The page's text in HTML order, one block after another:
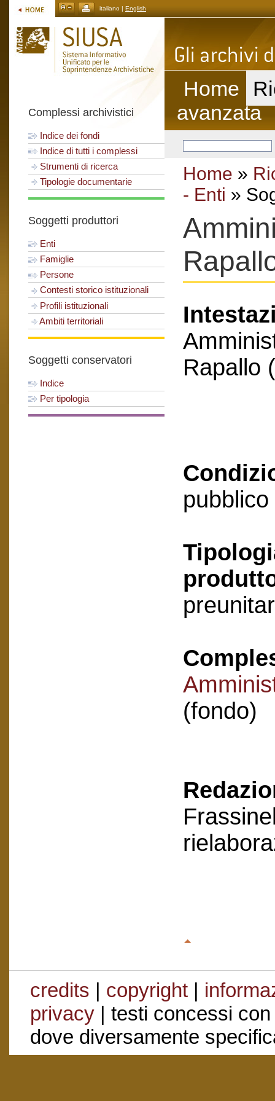
italiano | English
Complessi archivistici
Indice dei fondi
Indice di tutti i complessi
Strumenti di ricerca
Tipologie documentarie
Soggetti produttori
Enti
Famiglie
Persone
Contesti storico istituzionali
Profili istituzionali
Ambiti territoriali
Soggetti conservatori
Indice
Per tipologia
Home
avanzata
Home »
- Enti »
Rapallo
pubblico
(fondo)
credits | copyright|
privacy| testi concessi
dove diversamente